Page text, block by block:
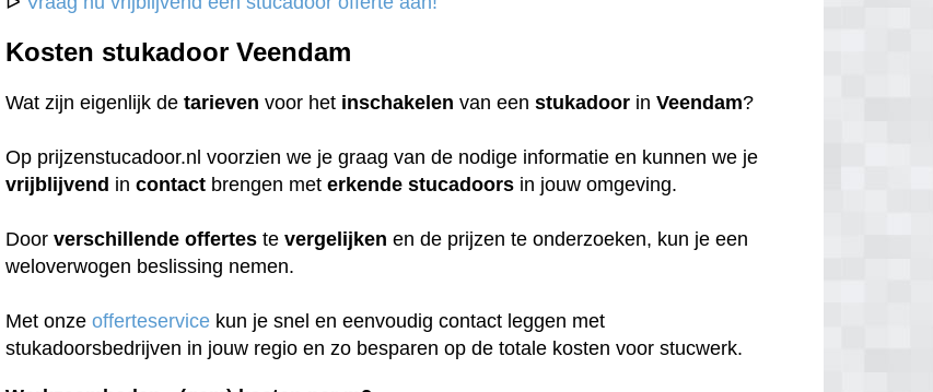
Kosten stukadoor Veendam
Wat zijn eigenlijk detarieven voor het inschakelen van eenstukadoor inVeendam?
Op prijzenstucadoor.nl voorzien we je graag van de nodige informatie en kunnen we je
vrijblijvend incontact brengen meterkende stucadoors in jouw omgeving.
Doorverschillende offertes tevergelijken en de prijzen te onderzoeken, kun je een
weloverwogen beslissing nemen.
Met onzeofferteservice kun je snel en eenvoudig contact leggen met
stukadoorsbedrijven in jouw regio en zo besparen op de totale kosten voor stucwerk.